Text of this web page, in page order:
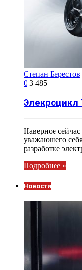
Степан Берестов
0 3 485
Элекроцикл
Наверное
уважающего
разработке
Подробнее »
Новости